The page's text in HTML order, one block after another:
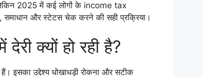
लेकिन 2025 में कई लोगों के income tax
और स्टेटस चेक करने की सही प्रक्रिया।
क्यों हो रही है?
इसका उद्देश्य धोखाधड़ी रोकना और सटीक